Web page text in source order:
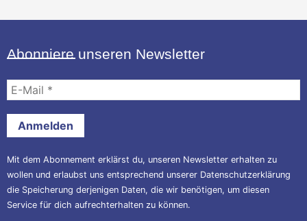
Abonniere unseren Newsletter
Mail
Mit dem Abonnement erklärst du, unseren Newsletter erhalten zu
wollen und erlaubst uns entsprechend unserer Datenschutzerklärung
die Speicherung derjenigen Daten, die wir benötigen, um diesen
Service für dich aufrechterhalten zu können.